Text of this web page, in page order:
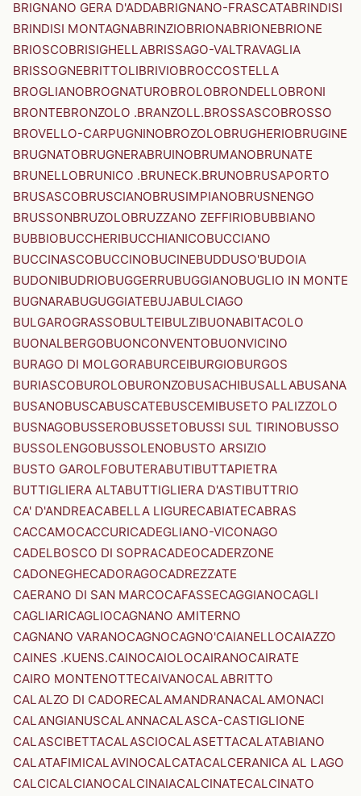
BRIGNANO GERA D'ADDABRIGNANO-FRASCATABRINDISI
BRINDISI MONTAGNABRINZIOBRIONABRIONEBRIONE
BRIOSCOBRISIGHELLABRISSAGO-VALTRAVAGLIA
BRISSOGNEBRITTOLIBRIVIOBROCCOSTELLA
BROGLIANOBROGNATUROBROLOBRONDELLOBRONI
BRONTEBRONZOLO .BRANZOLL.BROSSASCOBROSSO
BROVELLO-CARPUGNINOBROZOLOBRUGHERIOBRUGINE
BRUGNATOBRUGNERABRUINOBRUMANOBRUNATE
BRUNELLOBRUNICO .BRUNECK.BRUNOBRUSAPORTO
BRUSASCOBRUSCIANOBRUSIMPIANOBRUSNENGO
BRUSSONBRUZOLOBRUZZANO ZEFFIRIOBUBBIANO
BUBBIOBUCCHERIBUCCHIANICOBUCCIANO
BUCCINASCOBUCCINOBUCINEBUDDUSO'BUDOIA
BUDONIBUDRIOBUGGERRUBUGGIANOBUGLIO IN MONTE
BUGNARABUGUGGIATEBUJABULCIAGO
BULGAROGRASSOBULTEIBULZIBUONABITACOLO
BUONALBERGOBUONCONVENTOBUONVICINO
BURAGO DI MOLGORABURCEIBURGIOBURGOS
BURIASCOBUROLOBURONZOBUSACHIBUSALLABUSANA
BUSANOBUSCABUSCATEBUSCEMIBUSETO PALIZZOLO
BUSNAGOBUSSEROBUSSETOBUSSI SUL TIRINOBUSSO
BUSSOLENGOBUSSOLENOBUSTO ARSIZIO
BUSTO GAROLFOBUTERABUTIBUTTAPIETRA
BUTTIGLIERA ALTABUTTIGLIERA D'ASTIBUTTRIO
CA' D'ANDREACABELLA LIGURECABIATECABRAS
CACCAMOCACCURICADEGLIANO-VICONAGO
CADELBOSCO DI SOPRACADEOCADERZONE
CADONEGHECADORAGOCADREZZATE
CAERANO DI SAN MARCOCAFASSECAGGIANOCAGLI
CAGLIARICAGLIOCAGNANO AMITERNO
CAGNANO VARANOCAGNOCAGNO'CAIANELLOCAIAZZO
CAINES .KUENS.CAINOCAIOLOCAIRANOCAIRATE
CAIRO MONTENOTTECAIVANOCALABRITTO
CALALZO DI CADORECALAMANDRANACALAMONACI
CALANGIANUSCALANNACALASCA-CASTIGLIONE
CALASCIBETTACALASCIOCALASETTACALATABIANO
CALATAFIMICALAVINOCALCATACALCERANICA AL LAGO
CALCICALCIANOCALCINAIACALCINATECALCINATO